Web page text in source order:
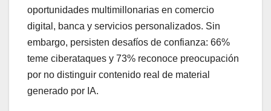
oportunidades multimillonarias en comercio
digital, banca y servicios personalizados. Sin
embargo, persisten desafíos de confianza: 66%
teme ciberataques y 73% reconoce preocupación
por no distinguir contenido real de material
generado por IA.